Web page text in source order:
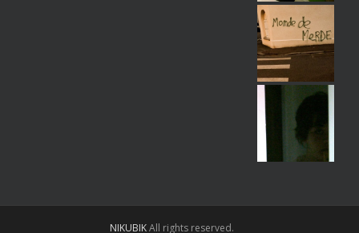
NIKUBIKAll rights reserved.